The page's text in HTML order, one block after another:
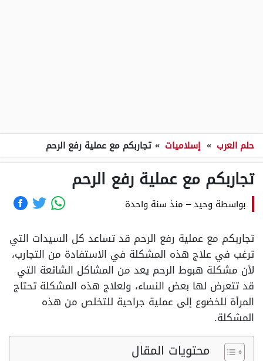
حلم العرب » إسلاميات » تجاربكم مع عملية رفع الرحم
تجاربكم مع عملية رفع الرحم
بواسطة وحيد– منذ سنة واحدة
تجاربكم مع عملية رفع الرحم قد تساعد كل السيدات التي
ترغب في علاج هذه المشكلة في الاستفادة من التجارب،
لأن مشكلة هبوط الرحم يعد من المشاكل الشائعة التي
قد تتعرض لها بعض النساء، ولعلاج هذه المشكلة تحتاج
المرأة للخضوع إلى عملية جراحية للتخلص من هذه
المشكلة.
محتويات المقال